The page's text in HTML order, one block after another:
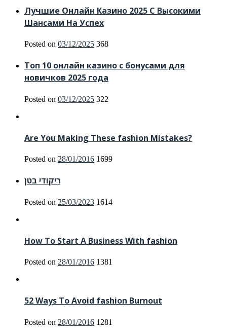
Лучшие Онлайн Казино 2025 С Высокими
Шансами На Успех
Posted on 03/12/2025 368
Топ 10 онлайн казино с бонусами для
новичков 2025 года
Posted on 03/12/2025 322
Are You Making These fashion Mistakes?
Posted on 28/01/2016 1699
ריקודי בטן
Posted on 25/03/2023 1614
How To Start A Business With fashion
Posted on 28/01/2016 1381
52 Ways To Avoid fashion Burnout
Posted on 28/01/2016 1281